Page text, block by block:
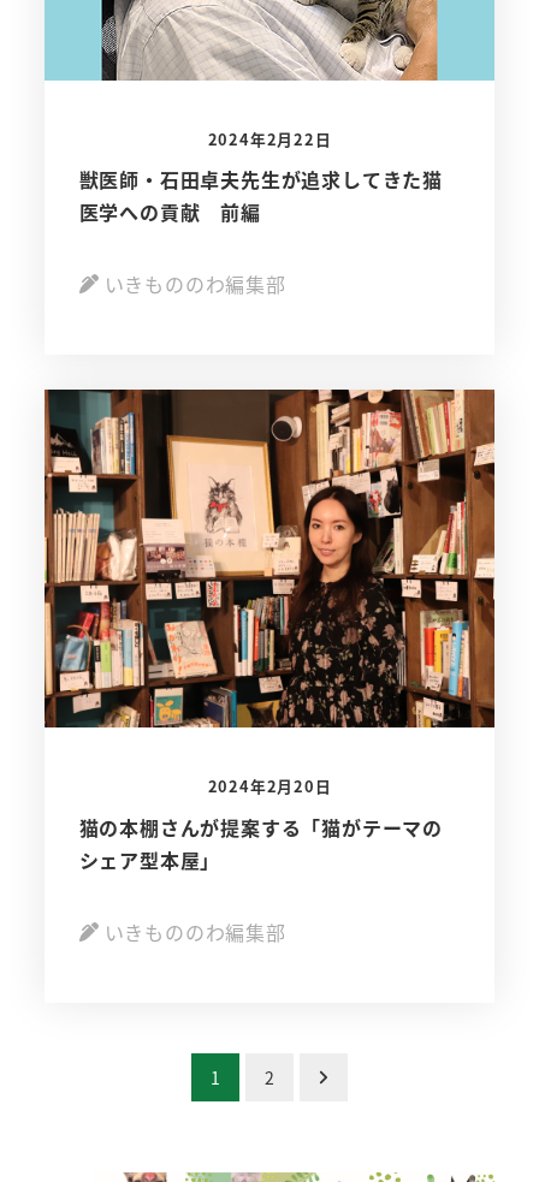
2024年2月22日
獣医師・石田卓夫先生が追求してきた猫
医学への貢献 前編
いきもののわ編集部
2024年2月20日
猫の本棚さんが提案する「猫がテーマの
シェア型本屋」
いきもののわ編集部
1 2